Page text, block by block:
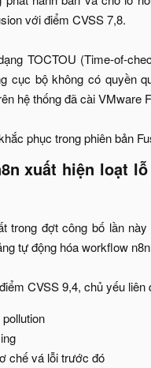
với điểm CVSS 7,8.
TOCTOU (Time-of-
cục bộ không có quyền
hệ thống đã cài VMware
phục trong phiên bản
xuất hiện loạt
trong đợt công bố lần này
tự động hóa workflow
CVSS 9,4, chủ yếu liên
chế vá lỗi trước đó​